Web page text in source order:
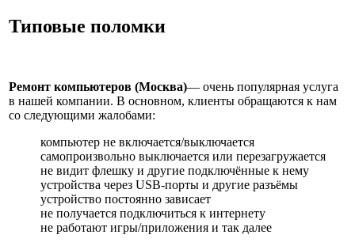
Типовые поломки
Ремонт компьютеров (Москва)— очень популярная услуга
в нашей компании. В основном, клиенты обращаются к нам
со следующими жалобами:
компьютер не включается/выключается
самопроизвольно выключается или перезагружается
не видит флешку и другие подключённые к нему
устройства через USB-порты и другие разъёмы
устройство постоянно зависает
не получается подключиться к интернету
не работают игры/приложения и так далее